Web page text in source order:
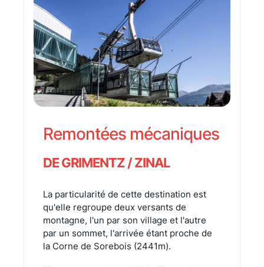
Remontées mécaniques
DE GRIMENTZ / ZINAL
La particularité de cette destination est
qu'elle regroupe deux versants de
montagne, l'un par son village et l'autre
par un sommet, l'arrivée étant proche de
la Corne de Sorebois (2441m).